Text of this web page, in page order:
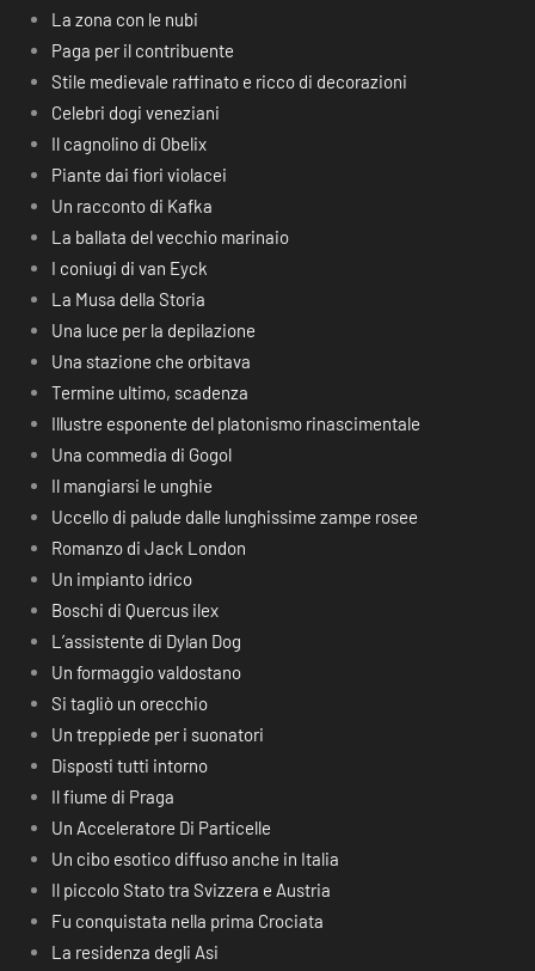
La zona con le nubi
Paga per il contribuente
Stile medievale raffinato e ricco di decorazioni
Celebri dogi veneziani
Il cagnolino di Obelix
Piante dai fiori violacei
Un racconto di Kafka
La ballata del vecchio marinaio
I coniugi di van Eyck
La Musa della Storia
Una luce per la depilazione
Una stazione che orbitava
Termine ultimo, scadenza
Illustre esponente del platonismo rinascimentale
Una commedia di Gogol
Il mangiarsi le unghie
Uccello di palude dalle lunghissime zampe rosee
Romanzo di Jack London
Un impianto idrico
Boschi di Quercus ilex
L’assistente di Dylan Dog
Un formaggio valdostano
Si tagliò un orecchio
Un treppiede per i suonatori
Disposti tutti intorno
Il fiume di Praga
Un Acceleratore Di Particelle
Un cibo esotico diffuso anche in Italia
Il piccolo Stato tra Svizzera e Austria
Fu conquistata nella prima Crociata
La residenza degli Asi